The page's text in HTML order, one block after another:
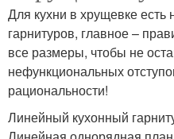
Для кухни в хрущевке есть
гарнитуров, главное –
все размеры, чтобы не
нефункциональных
рациональности!
Линейный кухонный